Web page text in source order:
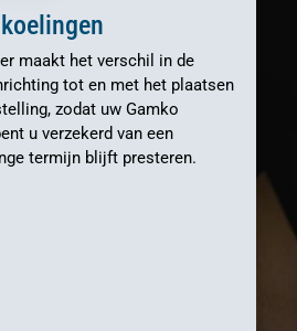
maakt het verschil in de
tot en met het plaatsen
zodat uw Gamko
u verzekerd van een
termijn blijft presteren.